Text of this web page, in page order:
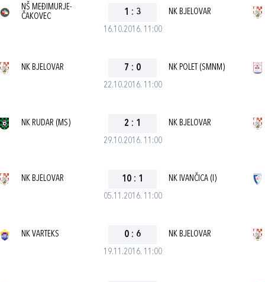
16.10.2016. 11:00
NŠ MEĐIMURJE-
ČAKOVEC
1 : 3 NK BJELOVAR
22.10.2016. 11:00
NK BJELOVAR 7 : 0 NK POLET (SMNM)
29.10.2016. 11:00
NK RUDAR (MS) 2 : 1 NK BJELOVAR
05.11.2016. 11:00
NK BJELOVAR 10 : 1 NK IVANČICA (I)
19.11.2016. 11:00
NK VARTEKS 0 : 6 NK BJELOVAR